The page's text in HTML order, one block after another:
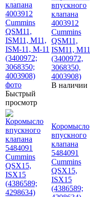
Быстрый
просмотр
впускного
клапана
4003912
Cummins
QSM11,
ISM11, M11
(3400972,
3068350,
4003908)
В наличии
Коромысло
впускного
клапана
5484091
Cummins
QSX15,
ISX15
(4386589;